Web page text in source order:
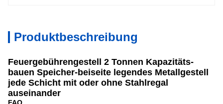
Produktbeschreibung
Feuergebührengestell 2 Tonnen Kapazitäts-
bauen Speicher-beiseite legendes Metallgestell
jede Schicht mit oder ohne Stahlregal
auseinander